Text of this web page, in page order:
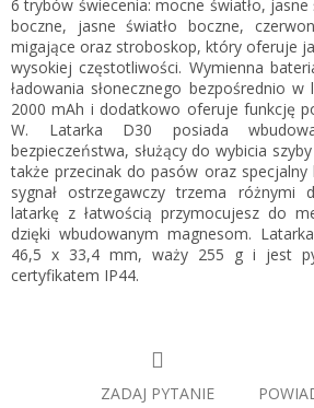
6 trybów świecenia: mocne światło, jasne
boczne, jasne światło boczne,
migające oraz stroboskop, który oferuje
wysokiej częstotliwości. Wymienna
ładowania słonecznego bezpośrednio
2000 mAh i dodatkowo oferuje funkcję
W. Latarka D30 posiada
bezpieczeństwa, służący do wybicia
także przecinak do pasów oraz
sygnał ostrzegawczy trzema różnymi
latarkę z łatwością przymocujesz do
dzięki wbudowanym magnesom.
46,5 x 33,4 mm, waży 255 g i jest
certyfikatem IP44.
ZADAJ PYTANIE